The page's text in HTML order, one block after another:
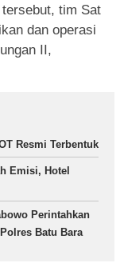
tim Sat
dan operasi
II,
Resmi Terbentuk
Emisi, Hotel
Perintahkan
Batu Bara